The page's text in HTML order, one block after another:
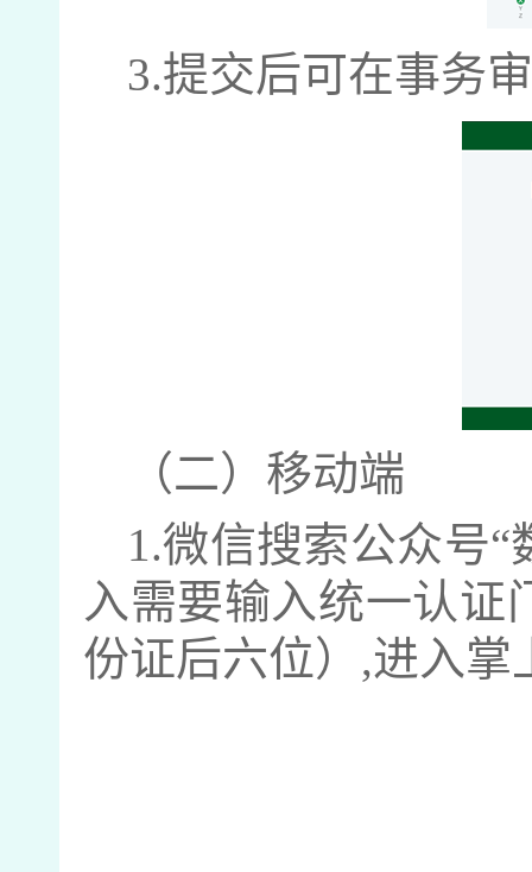
3.提交后可在事务
（二）移动端
1.微信搜索公众号“
入需要输入统一认证
份证后六位） ,进入掌